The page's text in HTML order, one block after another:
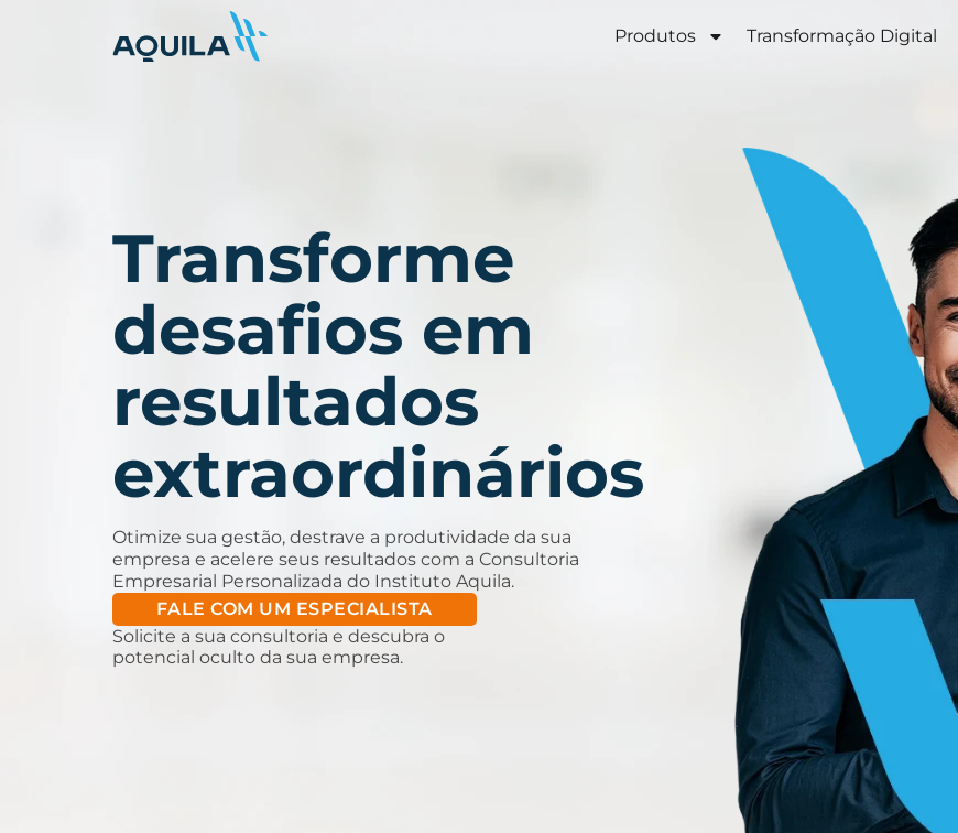
Produtos Transformação Digital
Transforme
desafios em
resultados
extraordinários
Otimize sua gestão, destrave a produtividade da sua
empresa e acelere seus resultados com a Consultoria
Empresarial Personalizada do Instituto Aquila.
FALE COM UM ESPECIALISTA
Solicite a sua consultoria e descubra o
potencial oculto da sua empresa.